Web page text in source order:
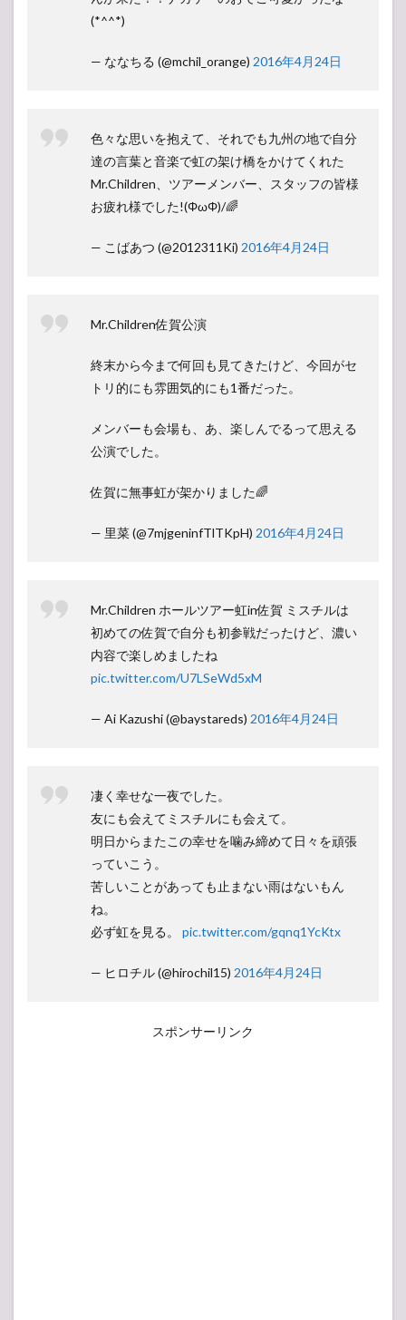
(*^^*)
— ななちる (@mchil_orange) 2016年4月24日
色々な思いを抱えて、それでも九州の地で自分
達の言葉と音楽で虹の架け橋をかけてくれた
Mr.Children、ツアーメンバー、スタッフの皆様
お疲れ様でした!(ΦωΦ)/🌈
— こばあつ (@2012311Ki) 2016年4月24日
Mr.Children佐賀公演
終末から今まで何回も見てきたけど、今回がセ
トリ的にも雰囲気的にも1番だった。
メンバーも会場も、あ、楽しんでるって思える
公演でした。
佐賀に無事虹が架かりました🌈
— 里菜 (@7mjgeninfTlTKpH) 2016年4月24日
Mr.Children ホールツアー虹in佐賀 ミスチルは
初めての佐賀で自分も初参戦だったけど、濃い
内容で楽しめましたね
pic.twitter.com/U7LSeWd5xM
— Ai Kazushi (@baystareds) 2016年4月24日
凄く幸せな一夜でした。
友にも会えてミスチルにも会えて。
明日からまたこの幸せを噛み締めて日々を頑張
っていこう。
苦しいことがあっても止まない雨はないもん
ね。
必ず虹を見る。 pic.twitter.com/gqnq1YcKtx
— ヒロチル (@hirochil15) 2016年4月24日
スポンサーリンク